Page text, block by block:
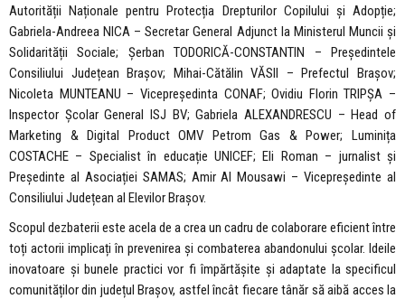
Autorității Naționale pentru Protecția Drepturilor Copilului și Adopție;
Gabriela-Andreea NICA – Secretar General Adjunct la Ministerul Muncii și
Solidarității Sociale; Șerban TODORICĂ-CONSTANTIN – Președintele
Consiliului Județean Brașov; Mihai-Cătălin VĂSII – Prefectul Brașov;
Nicoleta MUNTEANU – Vicepreședinta CONAF; Ovidiu Florin TRIPȘA –
Inspector Școlar General ISJ BV; Gabriela ALEXANDRESCU – Head of
Marketing & Digital Product OMV Petrom Gas & Power; Luminița
COSTACHE – Specialist în educație UNICEF; Eli Roman – jurnalist și
Președinte al Asociației SAMAS; Amir Al Mousawi – Vicepreședinte al
Consiliului Județean al Elevilor Brașov.
Scopul dezbaterii este acela de a crea un cadru de colaborare eficient între
toți actorii implicați în prevenirea și combaterea abandonului școlar. Ideile
inovatoare și bunele practici vor fi împărtășite și adaptate la specificul
comunităților din județul Brașov, astfel încât fiecare tânăr să aibă acces la